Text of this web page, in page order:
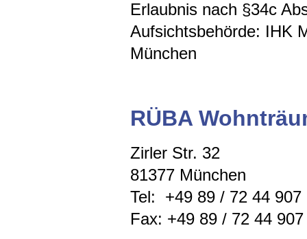
Erlaubnis nach §34c
Aufsichtsbehörde: IHK
München
RÜBA
Zirler Str. 32
81377 München
Tel: +49 89 / 72 44
Fax: +49 89 / 72 44